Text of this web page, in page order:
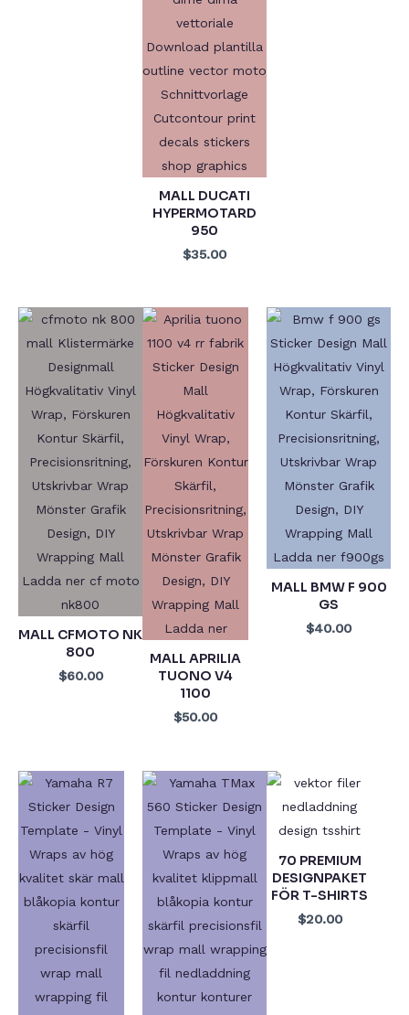
MALL DUCATI
HYPERMOTARD
950
$35.00
MALL CFMOTO NK
800
$60.00
MALL APRILIA
TUONO V4
1100
$50.00
MALL BMW F 900
GS
$40.00
70 PREMIUM
DESIGNPAKET
FÖR T-SHIRTS
$20.00